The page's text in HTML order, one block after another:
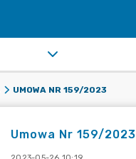
UMOWA NR 159/2023
Umowa Nr 159/2023